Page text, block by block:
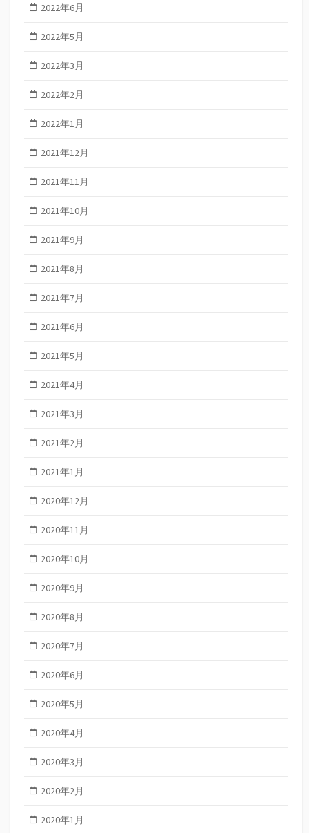
2022年6月
2022年5月
2022年3月
2022年2月
2022年1月
2021年12月
2021年11月
2021年10月
2021年9月
2021年8月
2021年7月
2021年6月
2021年5月
2021年4月
2021年3月
2021年2月
2021年1月
2020年12月
2020年11月
2020年10月
2020年9月
2020年8月
2020年7月
2020年6月
2020年5月
2020年4月
2020年3月
2020年2月
2020年1月